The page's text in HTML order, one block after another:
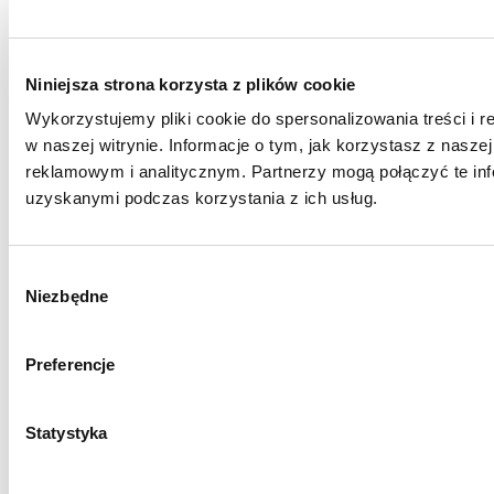
Niniejsza strona korzysta z plików cookie
Wykorzystujemy pliki cookie do spersonalizowania treści i
w naszej witrynie. Informacje o tym, jak korzystasz z
reklamowym i analitycznym. Partnerzy mogą połączyć te
uzyskanymi podczas korzystania z ich usług.
zgody
Niezbędne
Preferencje
Statystyka